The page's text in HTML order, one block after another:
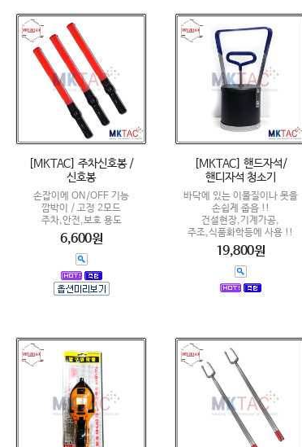
[MKTAC] 주차신호봉 /
신호봉
손잡이에 ON/OFF 기능
깜박이 / 고정 2모드
주차,안전,보호 용도
6,600원
[MKTAC] 핸드자석/
핸디자석 청소기
바닥에 있는 이물질이나 못을
손쉽게 줍음 !!
건설현장,기계가공,
주조,식품화학등에 사용 !!
19,800원